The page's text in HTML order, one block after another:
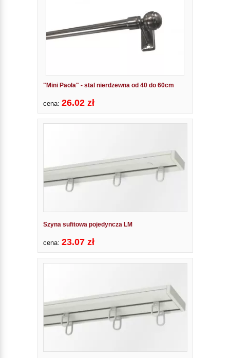
"Mini Paola" - stal nierdzewna od 40 do 60cm
cena: 26.02 zł
Szyna sufitowa pojedyncza LM
cena: 23.07 zł